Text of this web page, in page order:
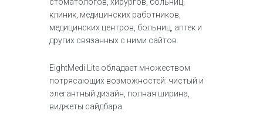
клиник, медицинских работников,
медицинских центров, больниц, аптек и
других связанных с ними сайтов.
EightMedi Lite обладает множеством
потрясающих возможностей: чистый и
элегантный дизайн, полная ширина,
виджеты сайдбара.